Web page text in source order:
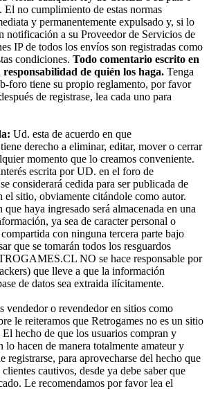
El no cumplimiento de estas normas
y permanentemente expulsado y, si lo
notificación a su Proveedor de Servicios de
IP de todos los envíos son registradas como
condiciones. Todo comentario escrito en
responsabilidad de quién los haga. Tenga
foro tiene su propio reglamento, por favor
de registrase, lea cada uno para
Ud. esta de acuerdo en que
derecho a eliminar, editar, mover o cerrar
momento que lo creamos conveniente.
escrita por UD. en el foro de
considerará cedida para ser publicada de
el sitio, obviamente citándole como autor.
haya ingresado será almacenada en una
ya sea de caracter personal o
con ninguna tercera parte bajo
que se tomarán todos los resguardos
NO se hace responsable por
que lleve a que la información
de datos sea extraida ilícitamente.
vendedor o revendedor en sitios como
le reiteramos que Retrogames no es un sitio
hecho de que los usuarios compran y
lo hacen de manera totalmente amateur y
registrarse, para aprovecharse del hecho que
cautivos, desde ya debe saber que
Le recomendamos por favor lea el